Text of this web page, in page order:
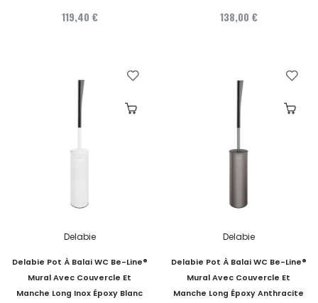
119,40 € 138,00 €
Delabie
Delabie Pot À Balai WC Be-Line®
Mural Avec Couvercle Et
Manche Long Inox Époxy Blanc
Delabie
Delabie Pot À Balai WC Be-Line®
Mural Avec Couvercle Et
Manche Long Époxy Anthracite